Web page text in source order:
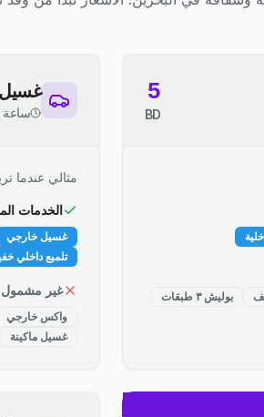
5
BD
بوليش ٣ طبقات
غسيل
مثالي عندما
الخدمات
غسيل خارجي
تلميع داخلي
غير مشمول
واكس خارجي
غسيل ماكينة